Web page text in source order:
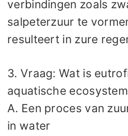
verbindingen zoals
salpeterzuur te
resulteert in zure
3. Vraag: Wat is
aquatische
A. Een proces van
in water